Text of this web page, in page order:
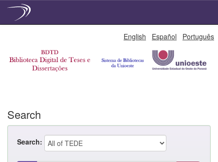
English Español Português
Search
Search: